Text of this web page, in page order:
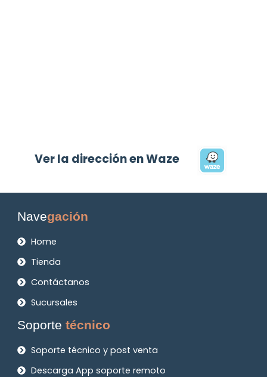
Ver la dirección en Waze
Navegación
Home
Tienda
Contáctanos
Sucursales
Soportetécnico
Soporte técnico y post venta
Descarga App soporte remoto